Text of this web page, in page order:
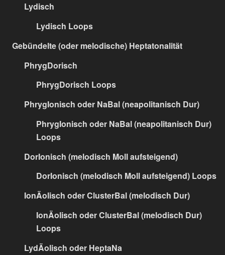
Lydisch
Lydisch Loops
Gebündelte (oder melodische) Heptatonalität
PhrygDorisch
PhrygDorisch Loops
PhrygIonisch oder NaBal (neapolitanisch Dur)
PhrygIonisch oder NaBal (neapolitanisch Dur)
Loops
DorIonisch (melodisch Moll aufsteigend)
DorIonisch (melodisch Moll aufsteigend) Loops
IonÄolisch oder ClusterBal (melodisch Dur)
IonÄolisch oder ClusterBal (melodisch Dur)
Loops
LydÄolisch oder HeptaNa